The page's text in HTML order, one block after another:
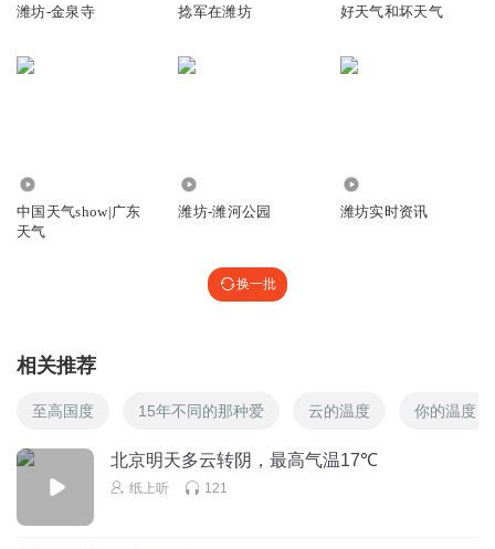
潍坊-金泉寺 捻军在潍坊 好天气和坏天气
中国天气show|广东
天气
潍坊-潍河公园 潍坊实时资讯
换一批
相关推荐
至高国度 15年不同的那种爱 云的温度 你的温度
北京明天多云转阴，最高气温17℃
纸上听 121